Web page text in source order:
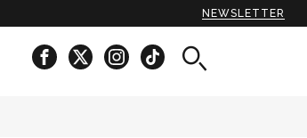
NEWSLETTER